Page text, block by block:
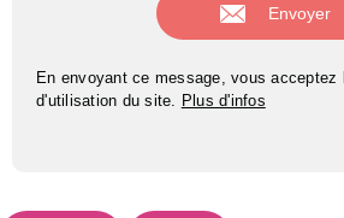
En envoyant ce message, vous acceptez
d'utilisation du site. Plus d'infos